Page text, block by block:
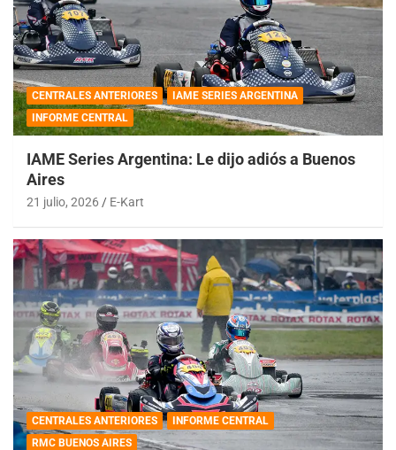
CENTRALES ANTERIORES
IAME SERIES ARGENTINA
INFORME CENTRAL
IAME Series Argentina: Le dijo adiós a Buenos
Aires
21 julio, 2026 E-Kart
CENTRALES ANTERIORES
INFORME CENTRAL
RMC BUENOS AIRES